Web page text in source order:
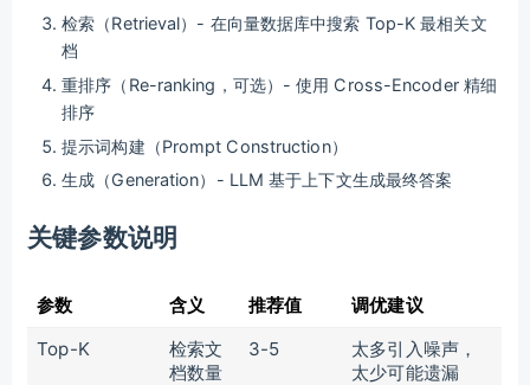
检索（Retrieval）- 在向量数据库中搜索 Top-K 最相关文
档
重排序（Re-ranking，可选）- 使用 Cross-Encoder 精细
排序
提示词构建（Prompt Construction）
生成（Generation）- LLM 基于上下文生成最终答案
关键参数说明
参数 含义 推荐值
调优建议
Top-K
检索文
档数量
3-5
太多引入噪声，
太少可能遗漏